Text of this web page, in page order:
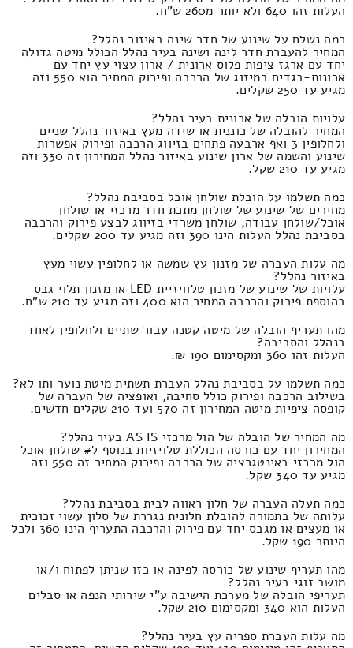
העלות זהו 640 ולא יותר מ260 ש"ח.
כמה נשלם על שינוע של חדר שינה באיזור נהלל?
המחיר להעברת חדר לינה ושינה בעיר נהלל הכולל מיטה גדולה
יחד עם ארגז ציפות פלוס ארונית / ארון עצוי עץ יחד עם
ארונות-בגדים במיזוג של הרכבה ופירוק המחיר הוא 550 וזה
מגיע עד 250 שקלים.
עלויות הובלה של ארונית בעיר נהלל?
המחיר להובלה של כוננית או שידה מעץ באיזור נהלל שניים
ולחלופין 3 ואף ארבעה פתחים בזיווג הרכבה ופירוק אפשרות
שינוע והשמה של ארון שינוע באיזור נהלל המחירון זה 330 וזה
מגיע עד 210 שקל.
כמה תשלמו על הובלת שולחן אוכל בסביבת נהלל?
מחירים של שינוע של שולחן מתכת חדר מרכזי או שולחן
אוכל/שולחן עבודה, שולחן משרדי בזיווג לבצע פירוק והרכבה
בסביבת נהלל העלות הינו 390 וזה מגיע עד 200 שקלים.
מה עלות העברה של מזנון עץ שמשה או לחלופין עשוי מעץ
באיזור נהלל?
עלויות של שינוע של מזנון טלוויזיית LED או מזנון תלוי גבס
בהוספת פירוק והרכבה המחיר הוא 400 וזה מגיע עד 210 ש"ח.
מהו תעריף הובלה של מיטה קטנה עבור שתיים ולחלופין לאחד
בנהלל והסביבה?
העלות זהו 360 ומקסימום 190 ₪.
כמה תשלמו על בסביבת נהלל העברת תשתית מיטת נוער ותו לא?
בשילוב הרכבה ופירוק כולל סחיבה, ואופציה של העברה של
קופסה ציפיות מיטה המחירון זה 570 ועד 210 שקלים חדשים.
מה המחיר של הובלה של הול מרכזי AS IS בעיר נהלל?
המחירון יחד עם כורסה הכוללת טלויזיות בנוסף ל# שולחן אוכל
הול מרכזי באינטגרציה של הרכבה ופירוק המחיר זה 550 וזה
מגיע עד 340 שקל.
כמה תעלה העברה של חלון ראווה לבית בסביבת נהלל?
עלותה של בתמורה להובלת חלונית נגררת של סלון עשוי זכוכית
או מעצים או מגבס יחד עם פירוק והרכבה התעריף הינו 360 ולכל
היותר 190 שקל.
מהו תעריף שינוע של כורסה לפינה או כזו שניתן לפתוח ו/או
מושב זוגי בעיר נהלל?
תעריפי הובלה של מערכת הישיבה ע"י שירותי הנפה או סבלים
העלות הוא 340 ומקסימום 210 שקל.
מה עלות העברת ספריה עץ בעיר נהלל?